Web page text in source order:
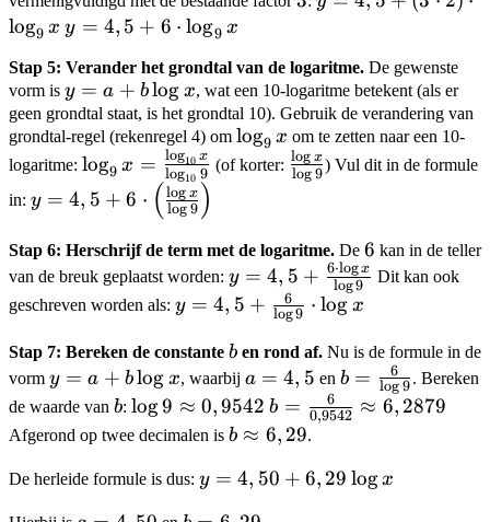
x^2)
\cdot
2)
\cdot
\log_9
x
log9 x y =
6
\cdot
\log_9
y = 4, 5 + 6 ⋅ log9 x
Stap 5: Verander het grondtal van de logaritme. De gewenste
vorm is y =
a +
b
\log
x
y = a + blog x, wat een 10-logaritme betekent (als er
geen grondtal staat, is het grondtal 10). Gebruik de verandering van
grondtal-regel (rekenregel 4) om \log_9
x
log9 x om te zetten naar een 10-
logaritme: \log_9 x =
\frac{\log_{10}
x}{\log_{10}
log9 x = log10 9
log10 x (of korter: \frac{\log
x}{\log
log 9
log x) Vul dit in de formule
in: y = 4,5 + 6
\left(\frac{\log
x}{\log
9}\right)
y = 4, 5 + 6 ⋅ ( log 9
log x )
Stap 6: Herschrijf de term met de logaritme. De 6
6 kan in de teller
van de breuk geplaatst worden: y = 4,5
+
\frac{6
\cdot
\log x}
{\log
9}
y = 4, 5 + log9
6⋅log x Dit kan ook
geschreven worden als: y = 4,5
\frac{6}
{\log 9}
\cdot
\log x
y = 4, 5 + log9
6 ⋅ log x
Stap 7: Bereken de constante b
b en rond af. Nu is de formule in de
vorm y =
a +
b
x
y = a + blog x, waarbij a
=
4,5
a = 4, 5 en b =
\frac{6}
{\log 9}
b = log9
6
. Bereken
de waarde van b
b: \log 9
\approx
log9 ≈ 0, 9542 b =
\frac{6}
\approx
b = 0,9542
6 ≈ 6, 2879
Afgerond op twee decimalen is b
6,29
b ≈ 6, 29.
De herleide formule is dus: y =
y = 4, 50 + 6, 29 logx